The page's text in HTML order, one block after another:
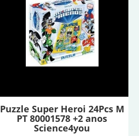
Puzzle Super Heroi 24Pcs M
PT 80001578 +2 anos
Science4you